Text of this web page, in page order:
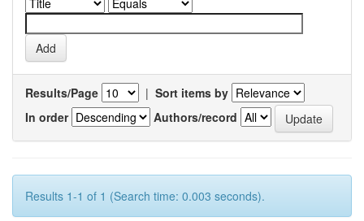
Results/Page | Sort items by
In order
Authors/record
Results 1-1 of 1 (Search time: 0.003 seconds).